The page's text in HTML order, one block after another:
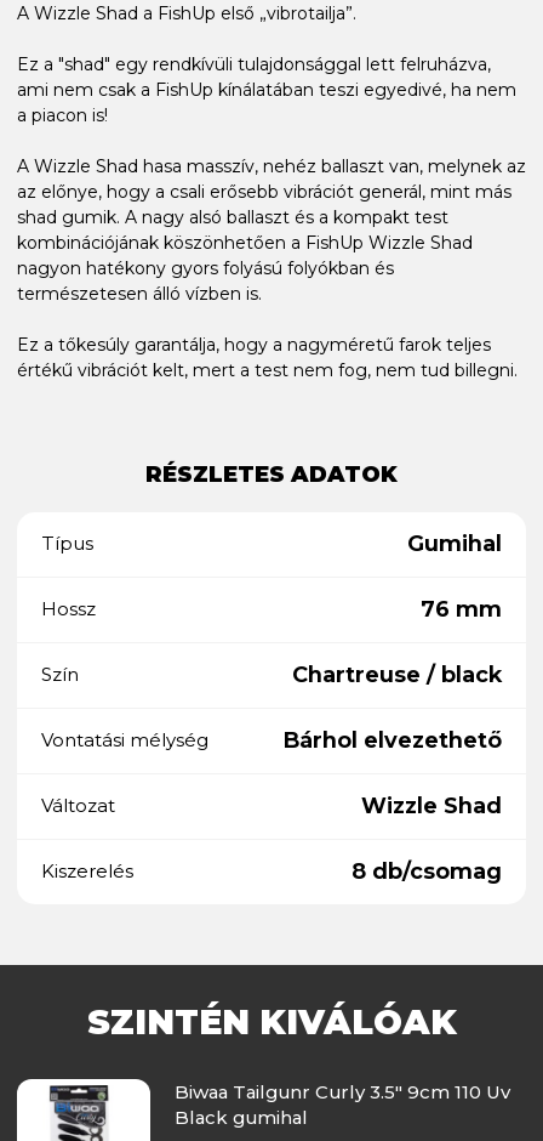
A Wizzle Shad a FishUp első „vibrotailja”.
Ez a "shad" egy rendkívüli tulajdonsággal lett felruházva,
ami nem csak a FishUp kínálatában teszi egyedivé, ha nem
a piacon is!
A Wizzle Shad hasa masszív, nehéz ballaszt van, melynek az
az előnye, hogy a csali erősebb vibrációt generál, mint más
shad gumik. A nagy alsó ballaszt és a kompakt test
kombinációjának köszönhetően a FishUp Wizzle Shad
nagyon hatékony gyors folyású folyókban és
természetesen álló vízben is.
Ez a tőkesúly garantálja, hogy a nagyméretű farok teljes
értékű vibrációt kelt, mert a test nem fog, nem tud billegni.
RÉSZLETES ADATOK
Típus Gumihal
Hossz 76 mm
Szín Chartreuse / black
Vontatási mélység Bárhol elvezethető
Változat Wizzle Shad
Kiszerelés 8 db/csomag
SZINTÉN KIVÁLÓAK
Biwaa Tailgunr Curly 3.5" 9cm 110 Uv
Black gumihal